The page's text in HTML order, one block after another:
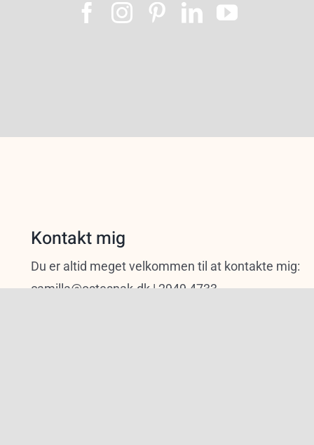
Kontakt mig
Du er altid meget velkommen til at kontakte mig:
camilla@ostesnak.dk | 2949 4733